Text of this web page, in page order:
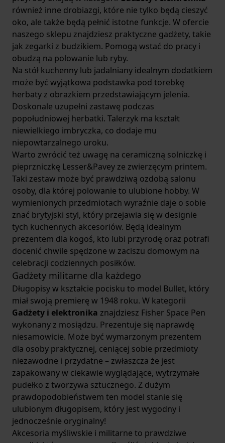
również inne drobiazgi, które nie tylko będą cieszyć
oko, ale także będą pełnić istotne funkcje. W ofercie
naszego sklepu znajdziesz praktyczne gadżety, takie
jak zegarki z budzikiem. Pomogą wstać do pracy i
obudzą na polowanie lub ryby.
Na stół kuchenny lub jadalniany idealnym dodatkiem
może być wyjątkowa podstawka pod torebkę
herbaty z obrazkiem przedstawiającym jelenia.
Doskonale uzupełni zastawę podczas
popołudniowej herbatki. Talerzyk ma kształt
niewielkiego imbryczka, co dodaje mu
niepowtarzalnego uroku.
Warto zwrócić też uwagę na ceramiczną solniczkę i
pieprzniczkę Lesser&Paveyze zwierzęcym printem.
Taki zestaw może być prawdziwą ozdobą salonu
osoby, dla której polowanie to ulubione hobby. W
wymienionych przedmiotach wyraźnie daje o sobie
znać brytyjski styl, który przejawia się w designie
tych kuchennych akcesoriów. Będą idealnym
prezentem dla kogoś, kto lubi przyrodę oraz potrafi
docenić chwile spędzone w zaciszu domowym na
celebracji codziennych posiłków.
Gadżety militarne dla każdego
Długopisy w kształcie pocisku to model Bullet, który
miał swoją premierę w 1948 roku. W kategorii
Gadżety i elektronika znajdziesz Fisher Space Pen
wykonany z mosiądzu. Prezentuje się naprawdę
niesamowicie. Może być wymarzonym prezentem
dla osoby praktycznej, ceniącej sobie przedmioty
niezawodne i przydatne – zwłaszcza że jest
zapakowany w ciekawie wyglądające, wytrzymałe
pudełko z tworzywa sztucznego. Z dużym
prawdopodobieństwem ten model stanie się
ulubionym długopisem, który jest wygodny i
jednocześnie oryginalny!
Akcesoria myśliwskie i militarne to prawdziwe